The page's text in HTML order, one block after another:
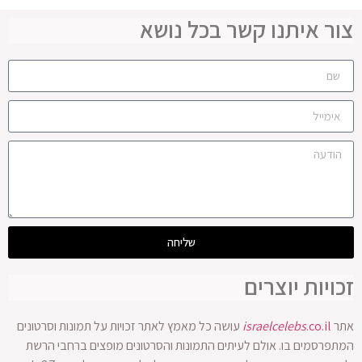
צור איתנו קשר בכל נושא
שליחה
זכויות יוצרים
אתר israelcelebs.co.il
עושה כל מאמץ לאתר זכויות על תמונות וסרטונים
המתפרסמים בו. אולם לעיתים התמונות והסרטונים מופצים ברחבי הרשת